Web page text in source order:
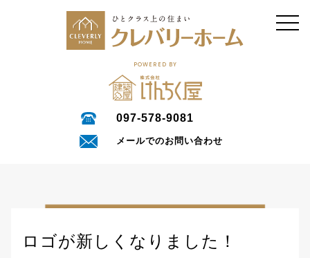
POWERED BY
097-578-9081
メールでのお問い合わせ
ロゴが新しくなりました！